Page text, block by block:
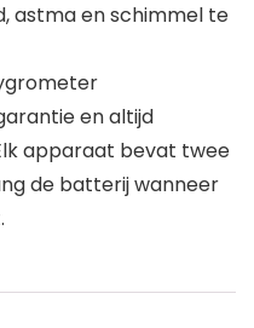
astma en schimmel te
en altijd
apparaat bevat twee
de batterij wanneer